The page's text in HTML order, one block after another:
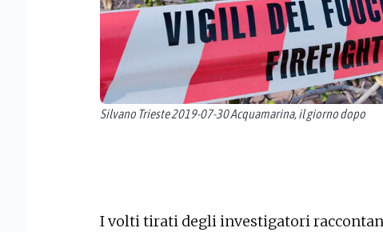
Silvano Trieste 2019-07-30 Acquamarina, il giorno dopo
I volti tirati degli investigatori